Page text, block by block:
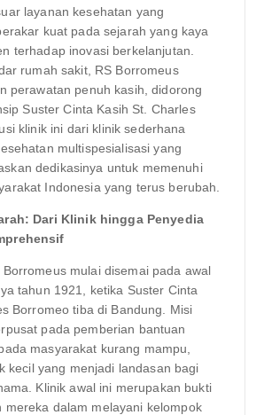
layanan kesehatan yang
kuat pada sejarah yang kaya
terhadap inovasi berkelanjutan.
rumah sakit, RS Borromeus
perawatan penuh kasih, didorong
Suster Cinta Kasih St. Charles
klinik ini dari klinik sederhana
multispesialisasi yang
dedikasinya untuk memenuhi
Indonesia yang terus berubah.
Dari Klinik hingga Penyedia
Borromeus mulai disemai pada awal
tahun 1921, ketika Suster Cinta
Borromeo tiba di Bandung. Misi
pada pemberian bantuan
masyarakat kurang mampu,
kecil yang menjadi landasan bagi
Klinik awal ini merupakan bukti
mereka dalam melayani kelompok